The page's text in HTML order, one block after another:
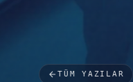
TÜM YAZILAR